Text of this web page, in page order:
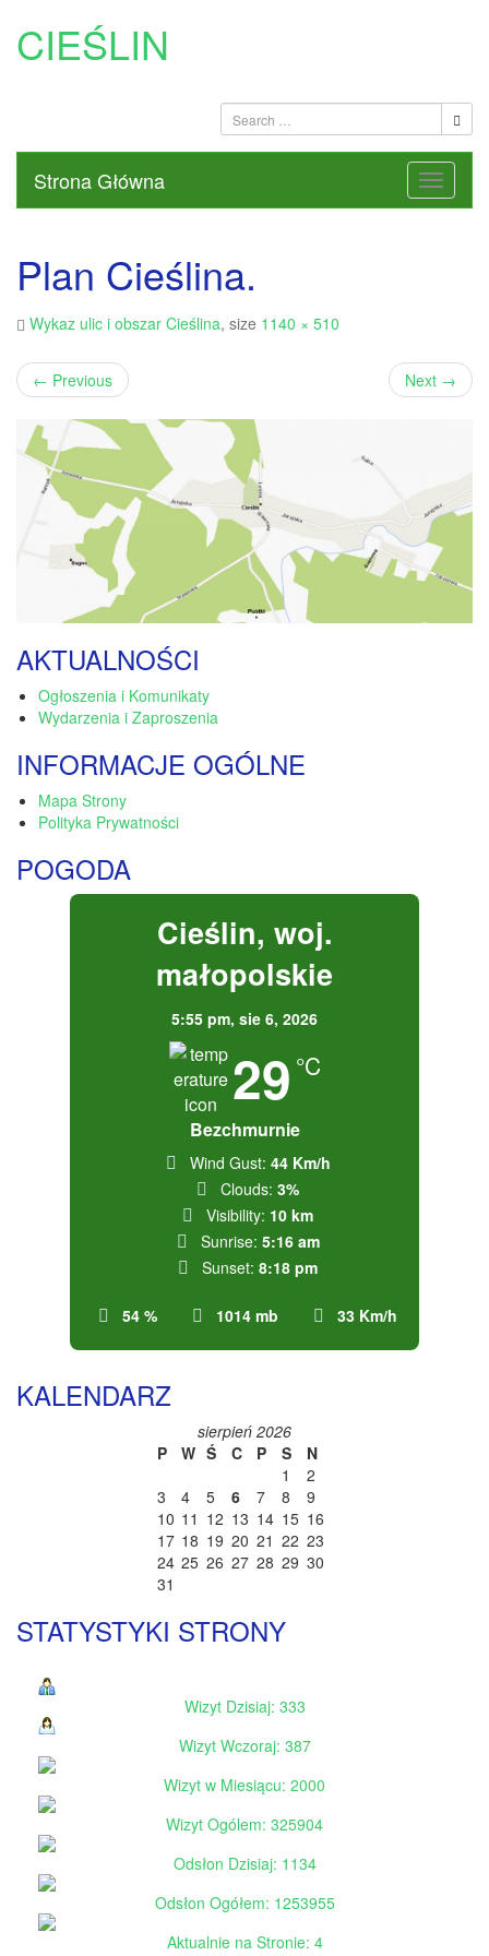
CIEŚLIN
Strona Główna
Plan Cieślina.
Wykaz ulic i obszar Cieślina, size 1140 × 510
← Previous Next →
AKTUALNOŚCI
Ogłoszenia i Komunikaty
Wydarzenia i Zaproszenia
INFORMACJE OGÓLNE
Mapa Strony
Polityka Prywatności
POGODA
Cieślin, woj.
małopolskie
5:55 pm, sie 6, 2026
29 °C
Bezchmurnie
54 % 1014 mb 33 Km/h
Wind Gust: 44 Km/h
Clouds: 3%
Visibility: 10 km
Sunrise: 5:16 am
Sunset: 8:18 pm
KALENDARZ
sierpień 2026
P
W Ś C P S
N
1
2
3
4 5 6 7 8
9
10 11 12 13 14 15 16
17 18 19 20 21 22 23
24 25 26 27 28 29 30
31
STATYSTYKI STRONY
Wizyt Dzisiaj: 333
Wizyt Wczoraj: 387
Wizyt w Miesiącu: 2000
Wizyt Ogólem: 325904
Odsłon Dzisiaj: 1134
Odsłon Ogółem: 1253955
Aktualnie na Stronie: 4